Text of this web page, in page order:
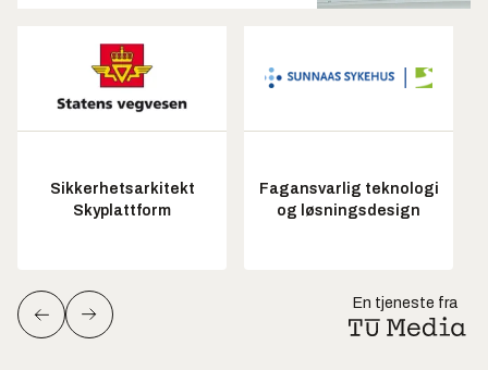
Sikkerhetsarkitekt
Skyplattform
Fagansvarlig teknologi
og løsningsdesign
En tjeneste fra